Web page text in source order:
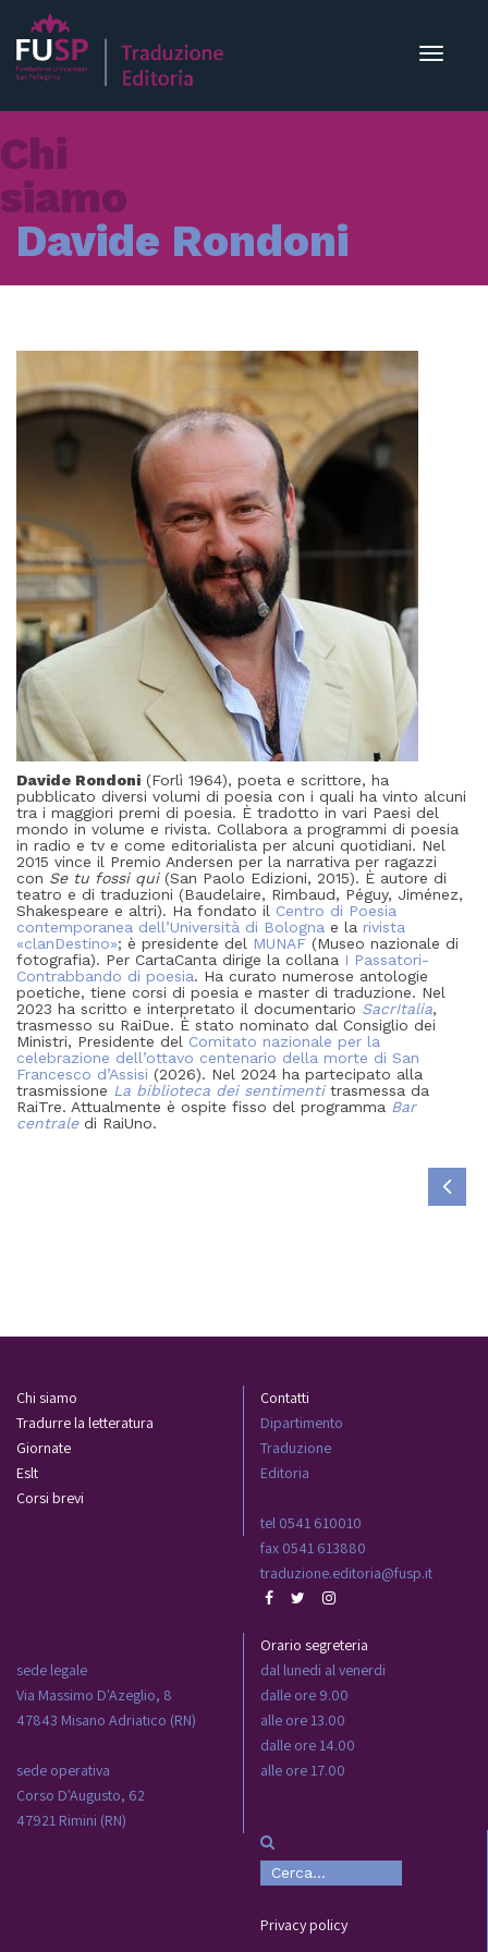
Toggle
Chi
siamo
Davide Rondoni
Davide Rondoni (Forlì 1964), poeta e scrittore, ha
pubblicato diversi volumi di poesia con i quali ha vinto alcuni
tra i maggiori premi di poesia. È tradotto in vari Paesi del
mondo in volume e rivista. Collabora a programmi di poesia
in radio e tv e come editorialista per alcuni quotidiani. Nel
2015 vince il Premio Andersen per la narrativa per ragazzi
con Se tu fossi qui(San Paolo Edizioni, 2015). È autore di
teatro e di traduzioni (Baudelaire, Rimbaud, Péguy, Jiménez,
Shakespeare e altri). Ha fondato il Centro di Poesia
contemporanea dell’Università di Bologna e la rivista
«clanDestino»; è presidente del MUNAF (Museo nazionale di
fotografia). Per CartaCanta dirige la collana I Passatori-
Contrabbando di poesia. Ha curato numerose antologie
poetiche, tiene corsi di poesia e master di traduzione. Nel
2023 ha scritto e interpretato il documentario SacrItalia,
trasmesso su RaiDue. È stato nominato dal Consiglio dei
Ministri, Presidente del Comitato nazionale per la
celebrazione dell’ottavo centenario della morte di San
Francesco d’Assisi (2026). Nel 2024 ha partecipato alla
trasmissione La biblioteca dei sentimentitrasmessa da
RaiTre. Attualmente è ospite fisso del programma Bar
centraledi RaiUno.
Chi siamo
Tradurre la letteratura
Giornate
Eslt
Corsi brevi
Contatti
Dipartimento
Traduzione
Editoria
tel 0541 610010
fax 0541 613880
traduzione.editoria@fusp.it
sede legale
Via Massimo D'Azeglio, 8
47843 Misano Adriatico (RN)
sede operativa
Corso D'Augusto, 62
47921 Rimini (RN)
Orario segreteria
dal lunedi al venerdi
dalle ore 9.00
alle ore 13.00
dalle ore 14.00
alle ore 17.00
Privacy policy